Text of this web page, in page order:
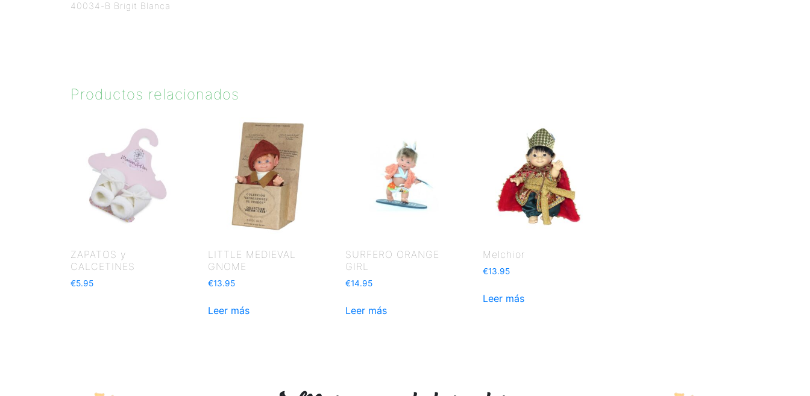
40034-B Brigit Blanca
Productos relacionados
ZAPATOS y
CALCETINES
€5.95
LITTLE MEDIEVAL
GNOME
€13.95
Leer más
SURFERO ORANGE
GIRL
€14.95
Leer más
Melchior
€13.95
Leer más